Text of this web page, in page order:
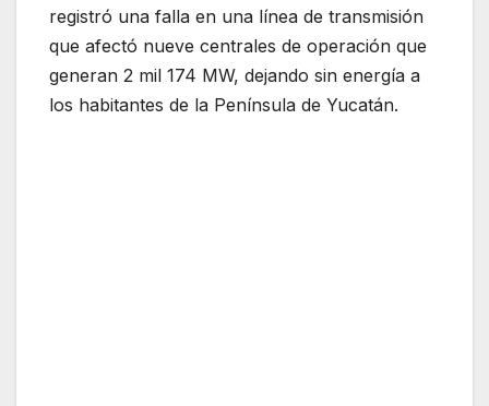
registró una falla en una línea de transmisión
que afectó nueve centrales de operación que
generan 2 mil 174 MW, dejando sin energía a
los habitantes de la Península de Yucatán.